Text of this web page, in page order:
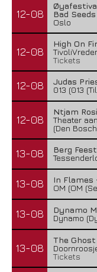
12-08
Bad Seeds
Oslo
12-08
High On
Tickets
12-08
Judas
013 (013
12-08
Ntjam
Theater
(Den
13-08
Berg
13-08
In Flames
OM (OM
13-08
Dynamo
Dynamo
13-08
The
Tickets